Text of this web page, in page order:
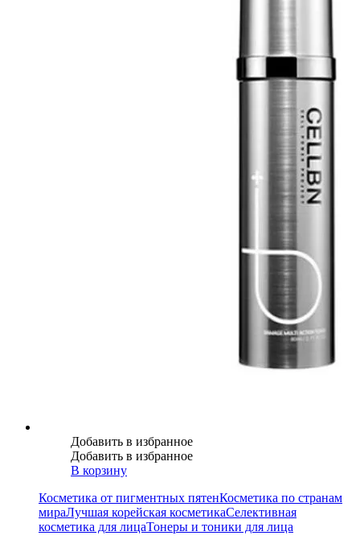
Добавить в избранное
Добавить в избранное
В корзину
Косметика от пигментных пятенКосметика по странам
мираЛучшая корейская косметикаСелективная
косметика для лицаТонеры и тоники для лица